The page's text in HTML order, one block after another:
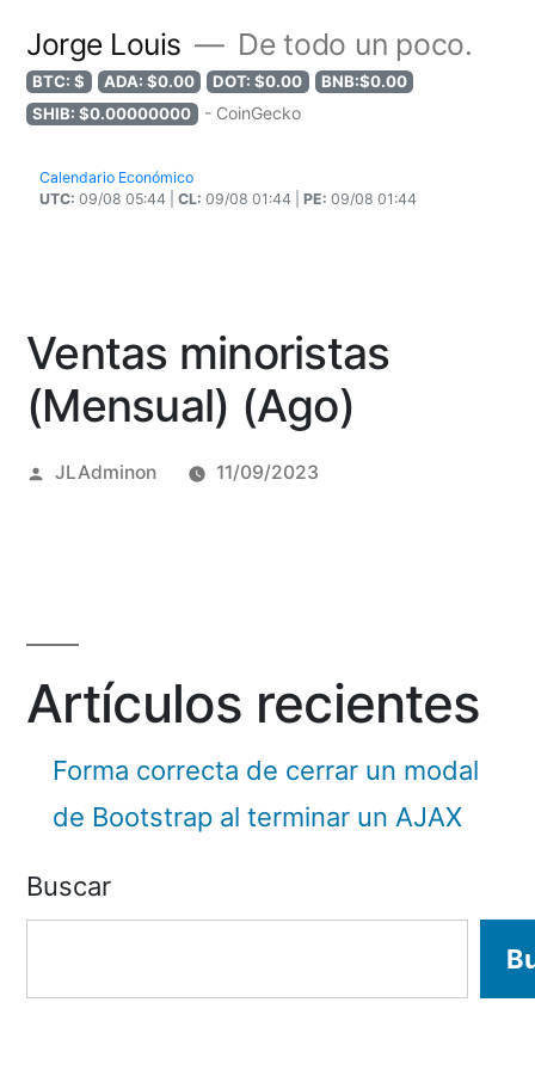
Jorge Louis De todo un poco.
BTC: $ ADA: $0.00 DOT: $0.00
BNB:$0.00
SHIB: $0.00000000
- CoinGecko
Calendario Económico
UTC: 09/08 05:44 | CL: 09/08 01:44 | PE: 09/08 01:44
Ventas minoristas
(Mensual) (Ago)
Posted
JLAdminon 11/09/2023
Artículos recientes
Forma correcta de cerrar un modal
de Bootstrap al terminar un AJAX
Buscar